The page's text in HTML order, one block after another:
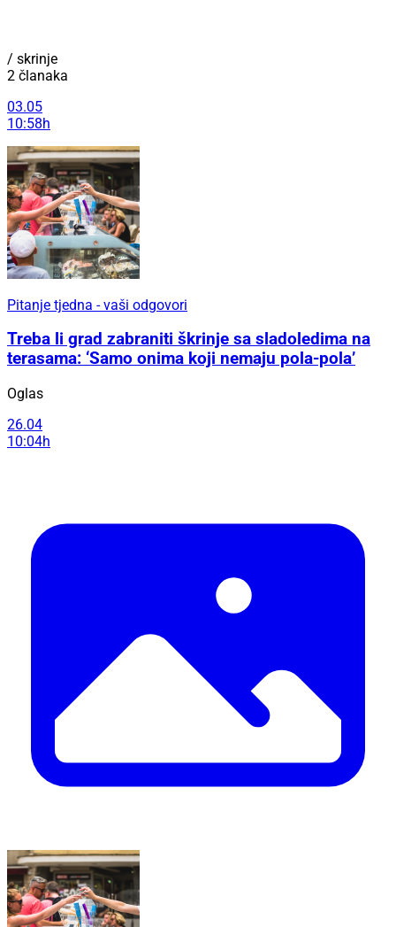
/ skrinje
2 članaka
03.05
10:58h
Pitanje tjedna - vaši odgovori
Treba li grad zabraniti škrinje sa sladoledima na
terasama: ‘Samo onima koji nemaju pola-pola’
Oglas
26.04
10:04h